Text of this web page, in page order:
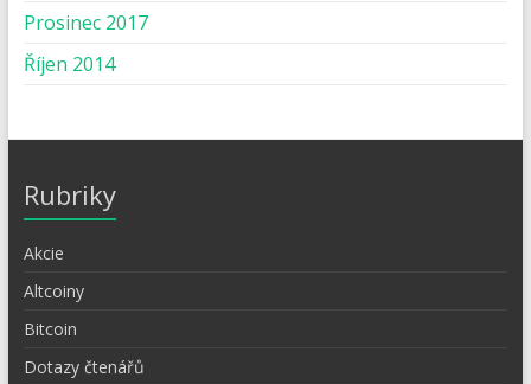
Prosinec 2017
Říjen 2014
Rubriky
Akcie
Altcoiny
Bitcoin
Dotazy čtenářů